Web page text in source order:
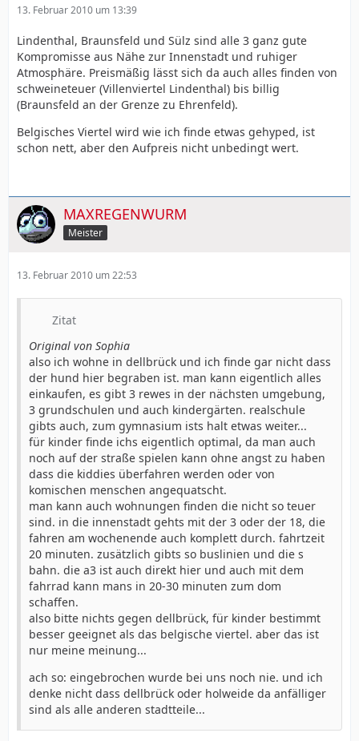
13. Februar 2010 um 13:39
Lindenthal, Braunsfeld und Sülz sind alle 3 ganz gute
Kompromisse aus Nähe zur Innenstadt und ruhiger
Atmosphäre. Preismäßig lässt sich da auch alles finden von
schweineteuer (Villenviertel Lindenthal) bis billig
(Braunsfeld an der Grenze zu Ehrenfeld).
Belgisches Viertel wird wie ich finde etwas gehyped, ist
schon nett, aber den Aufpreis nicht unbedingt wert.
MAXREGENWURM
Meister
13. Februar 2010 um 22:53
Zitat
Original von Sophia
also ich wohne in dellbrück und ich finde gar nicht dass
der hund hier begraben ist. man kann eigentlich alles
einkaufen, es gibt 3 rewes in der nächsten umgebung,
3 grundschulen und auch kindergärten. realschule
gibts auch, zum gymnasium ists halt etwas weiter...
für kinder finde ichs eigentlich optimal, da man auch
noch auf der straße spielen kann ohne angst zu haben
dass die kiddies überfahren werden oder von
komischen menschen angequatscht.
man kann auch wohnungen finden die nicht so teuer
sind. in die innenstadt gehts mit der 3 oder der 18, die
fahren am wochenende auch komplett durch. fahrtzeit
20 minuten. zusätzlich gibts so buslinien und die s
bahn. die a3 ist auch direkt hier und auch mit dem
fahrrad kann mans in 20-30 minuten zum dom
schaffen.
also bitte nichts gegen dellbrück, für kinder bestimmt
besser geeignet als das belgische viertel. aber das ist
nur meine meinung...
ach so: eingebrochen wurde bei uns noch nie. und ich
denke nicht dass dellbrück oder holweide da anfälliger
sind als alle anderen stadtteile...